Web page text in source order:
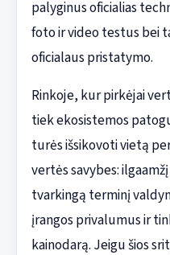
palyginus oficialias
foto ir video testus bei
oficialaus pristatymo.
Rinkoje, kur pirkėjai
tiek ekosistemos
turės išsikovoti vietą
vertės savybes:
tvarkingą terminį
įrangos privalumus ir
kainodarą. Jeigu šios